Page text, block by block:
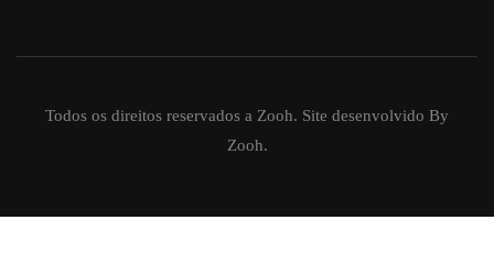
Todos os direitos reservados a Zooh. Site desenvolvido By
Zooh.